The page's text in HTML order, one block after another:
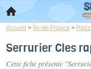
Accueil > Île-de-France > Paris
Serrurier Cles
Cette fiche présente